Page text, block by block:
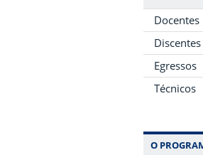
Docentes
Discentes
Egressos
Técnicos
O